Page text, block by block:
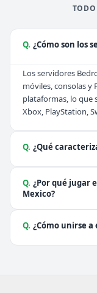
TODO
Q. ¿Cómo son los
Los servidores
móviles, consolas y
plataformas, lo que
Xbox, PlayStation,
Q. ¿Qué
Q. ¿Por qué jugar
Mexico?
Q. ¿Cómo unirse